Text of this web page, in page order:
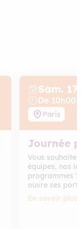
Sam. 17
De 10h00
Paris
Journée
Vous
équipes, nos
programmes
ouvre ses
En savoir plus